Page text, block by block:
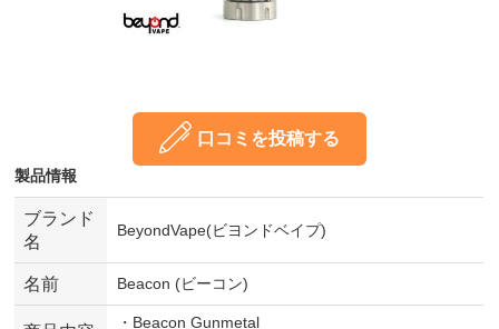
口コミを投稿する
製品情報
ブランド
名
BeyondVape(ビヨンドベイプ)
名前 Beacon (ビーコン)
・Beacon Gunmetal